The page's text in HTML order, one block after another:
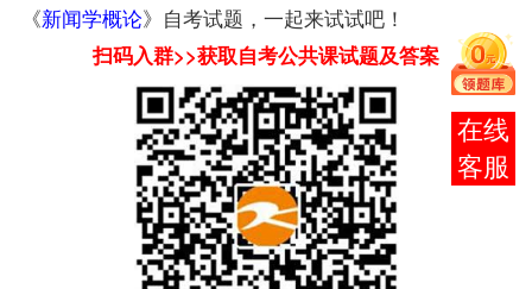
报考
咨询
《新闻学概论》自考试题，一起来试试吧！
扫码入群>>获取自考公共课试题及答案